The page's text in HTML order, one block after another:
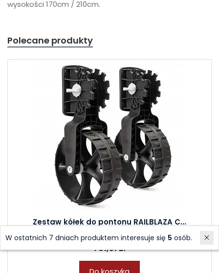
wysokości 170cm / 210cm.
Polecane produkty
Zestaw kółek do pontonu RAILBLAZA C...
Sklep stacjonarny: 1 szt.
761,01 zł
W ostatnich 7 dniach produktem interesuje się 5 osób.